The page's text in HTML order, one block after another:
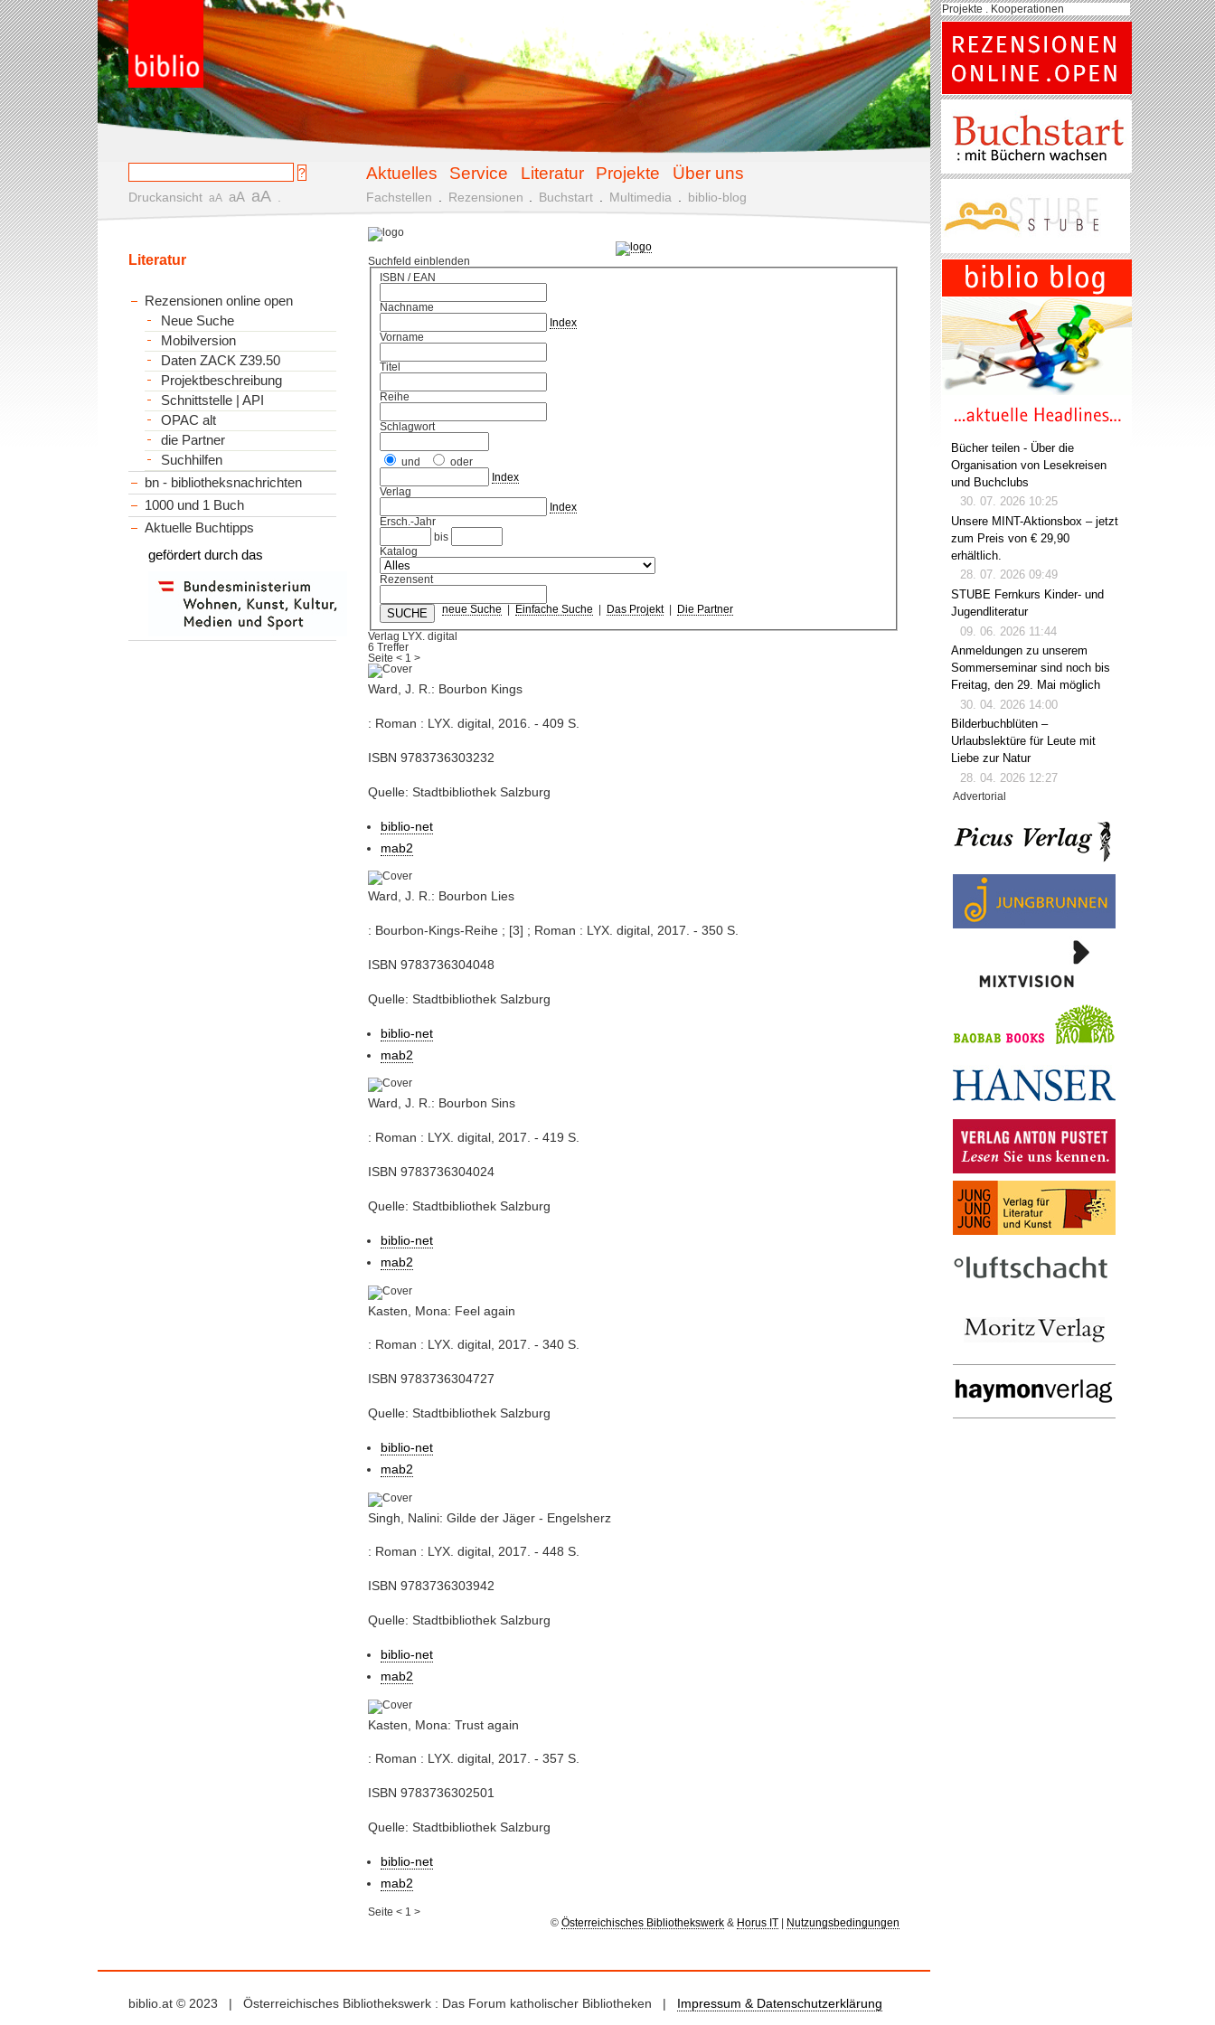
Aktuelles Service Literatur Projekte Über uns
Druckansicht aA aA aA Fachstellen Rezensionen Buchstart Multimedia biblio-blog
Suchfeld einblenden
ISBN / EAN
Nachname
Index
Vorname
Titel
Reihe
Schlagwort
und
oder
Index
Verlag
Index
Ersch.-Jahr
bis
Katalog
Rezensent
neue Suche Einfache Suche Das Projekt| Die Partner
Verlag LYX. digital
6 Treffer
Seite< 1 >
Ward, J. R.: Bourbon Kings
: Roman : LYX. digital, 2016. - 409 S.
ISBN 9783736303232
Quelle: Stadtbibliothek Salzburg
biblio-net
mab2
Ward, J. R.: Bourbon Lies
: Bourbon-Kings-Reihe ; [3] ; Roman : LYX. digital, 2017. - 350 S.
ISBN 9783736304048
Quelle: Stadtbibliothek Salzburg
biblio-net
mab2
Ward, J. R.: Bourbon Sins
: Roman : LYX. digital, 2017. - 419 S.
ISBN 9783736304024
Quelle: Stadtbibliothek Salzburg
biblio-net
mab2
Kasten, Mona: Feel again
: Roman : LYX. digital, 2017. - 340 S.
ISBN 9783736304727
Quelle: Stadtbibliothek Salzburg
biblio-net
mab2
Singh, Nalini: Gilde der Jäger - Engelsherz
: Roman : LYX. digital, 2017. - 448 S.
ISBN 9783736303942
Quelle: Stadtbibliothek Salzburg
biblio-net
mab2
Kasten, Mona: Trust again
: Roman : LYX. digital, 2017. - 357 S.
ISBN 9783736302501
Quelle: Stadtbibliothek Salzburg
biblio-net
mab2
Seite< 1 >
© Österreichisches Bibliothekswerk& Horus IT| Nutzungsbedingungen
Literatur
Rezensionen online open
Neue Suche
Mobilversion
Daten ZACK Z39.50
Projektbeschreibung
Schnittstelle | API
OPAC alt
die Partner
Suchhilfen
bn - bibliotheksnachrichten
1000 und 1 Buch
Aktuelle Buchtipps
gefördert durch das
biblio.at © 2023 | Österreichisches Bibliothekswerk : Das Forum katholischer Bibliotheken | Impressum & Datenschutzerklärung
Projekte . Kooperationen
Bücher teilen - Über die
Organisation von Lesekreisen
und Buchclubs
30. 07. 2026 10:25
Unsere MINT-Aktionsbox – jetzt
zum Preis von € 29,90
erhältlich.
28. 07. 2026 09:49
STUBE Fernkurs Kinder- und
Jugendliteratur
09. 06. 2026 11:44
Anmeldungen zu unserem
Sommerseminar sind noch bis
Freitag, den 29. Mai möglich
30. 04. 2026 14:00
Bilderbuchblüten –
Urlaubslektüre für Leute mit
Liebe zur Natur
28. 04. 2026 12:27
Advertorial